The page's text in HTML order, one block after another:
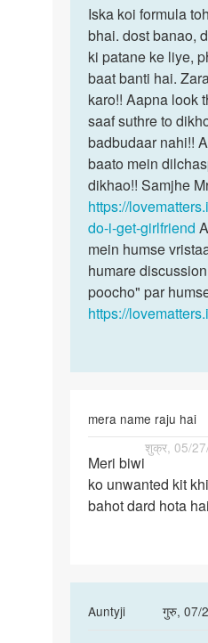
to
Mere
koi
gf
nh
h
by
sonu
patelll
Iska
koi
formula
toh
nahi
Iska koi formula
bhai. dost banao,
ki patane ke liye,
baat banti hai.
karo!! Aapna look
saaf suthre to
badbudaar nahi!!
baato mein
dikhao!! Samjhe
https://
do-i-get-girlfriend
mein humse
humare
poocho" par
https://
mera name raju hai
शुक्र, 05/27/
Meri
biwi
ko
Meri biwi
ko unwanted kit
bahot dard hota
Auntyji
गुरु, 07/
In